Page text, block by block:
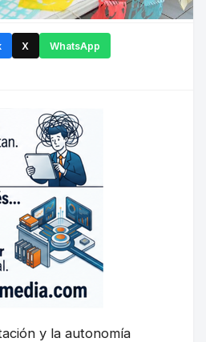
X WhatsApp
y la autonomía